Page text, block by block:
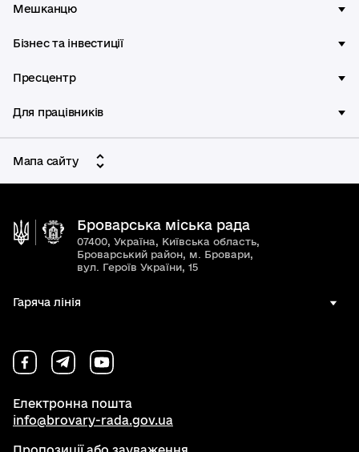
Мешканцю
Бізнес та інвестиції
Пресцентр
Для працівників
Мапа сайту
Броварська міська рада
07400, Україна, Київська область,
Броварський район, м. Бровари,
вул. Героїв України, 15
Гаряча лінія
Електронна пошта
info@brovary-rada.gov.ua